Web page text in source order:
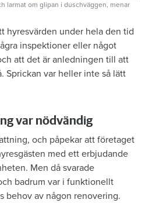
larmat om glipan i duschväggen, menar
hyresvärden under hela den tid
inspektioner eller något
att det är anledningen till att
Sprickan var heller inte så lätt
var nödvändig
och påpekar att företaget
med ett erbjudande
Men då svarade
badrum var i funktionellt
behov av någon renovering.